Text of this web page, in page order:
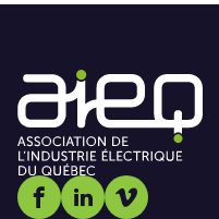
Social media link icon-
Social media link
Social